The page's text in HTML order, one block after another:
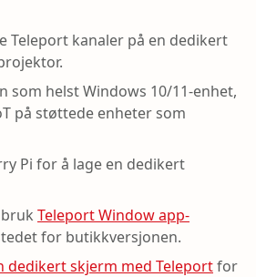
Teleport kanaler på en dedikert
som helst Windows 10/11-enhet,
på støttede enheter som
Pi for å lage en dedikert
Teleport Window app-
for butikkversjonen.
dedikert skjerm med Teleportfor